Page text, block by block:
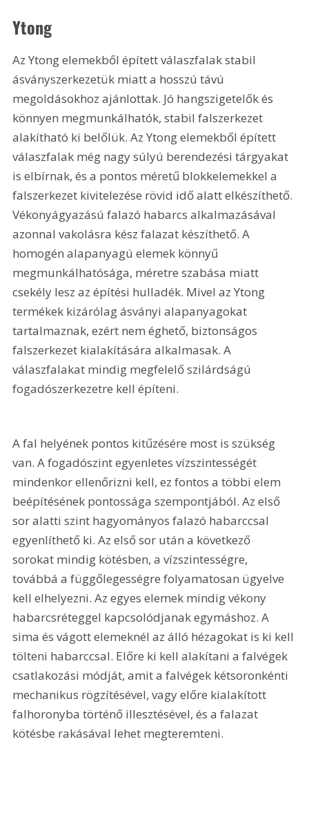
Ytong
Az Ytong elemekből épített válaszfalak stabil
ásványszerkezetük miatt a hosszú távú
megoldásokhoz ajánlottak. Jó hangszigetelők és
könnyen megmunkálhatók, stabil falszerkezet
alakítható ki belőlük. Az Ytong elemekből épített
válaszfalak még nagy súlyú berendezési tárgyakat
is elbírnak, és a pontos méretű blokkelemekkel a
falszerkezet kivitelezése rövid idő alatt elkészíthető.
Vékonyágyazású falazó habarcs alkalmazásával
azonnal vakolásra kész falazat készíthető. A
homogén alapanyagú elemek könnyű
megmunkálhatósága, méretre szabása miatt
csekély lesz az építési hulladék. Mivel az Ytong
termékek kizárólag ásványi alapanyagokat
tartalmaznak, ezért nem éghető, biztonságos
falszerkezet kialakítására alkalmasak. A
válaszfalakat mindig megfelelő szilárdságú
fogadószerkezetre kell építeni.
A fal helyének pontos kitűzésére most is szükség
van. A fogadószint egyenletes vízszintességét
mindenkor ellenőrizni kell, ez fontos a többi elem
beépítésének pontossága szempontjából. Az első
sor alatti szint hagyományos falazó habarccsal
egyenlíthető ki. Az első sor után a következő
sorokat mindig kötésben, a vízszintességre,
továbbá a függőlegességre folyamatosan ügyelve
kell elhelyezni. Az egyes elemek mindig vékony
habarcsréteggel kapcsolódjanak egymáshoz. A
sima és vágott elemeknél az álló hézagokat is ki kell
tölteni habarccsal. Előre ki kell alakítani a falvégek
csatlakozási módját, amit a falvégek kétsoronkénti
mechanikus rögzítésével, vagy előre kialakított
falhoronyba történő illesztésével, és a falazat
kötésbe rakásával lehet megteremteni.